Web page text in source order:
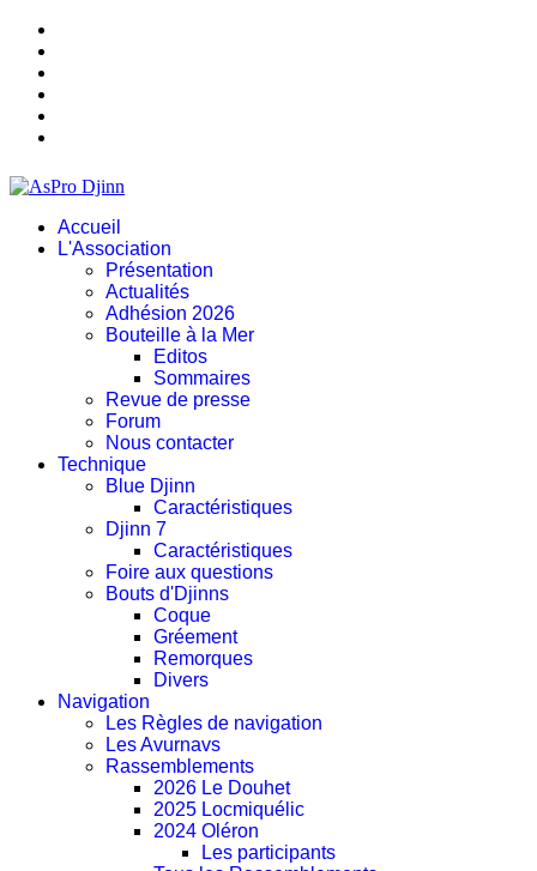
Accueil
L'Association
Présentation
Actualités
Adhésion 2026
Bouteille à la Mer
Editos
Sommaires
Revue de presse
Forum
Nous contacter
Technique
Blue Djinn
Caractéristiques
Djinn 7
Caractéristiques
Foire aux questions
Bouts d'Djinns
Coque
Gréement
Remorques
Divers
Navigation
Les Règles de navigation
Les Avurnavs
Rassemblements
2026 Le Douhet
2025 Locmiquélic
2024 Oléron
Les participants